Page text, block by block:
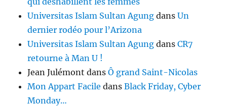
Universitas Islam Sultan Agung dansUn
dernier rodéo pour l’Arizona
Universitas Islam Sultan Agung dansCR7
retourne à Man U !
Jean Julémont dansÔ grand Saint-Nicolas
Mon Appart Facile dansBlack Friday, Cyber
Monday…